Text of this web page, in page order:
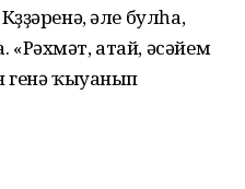
әле булһа,
атай, әсәйем
генә ҡыуанып